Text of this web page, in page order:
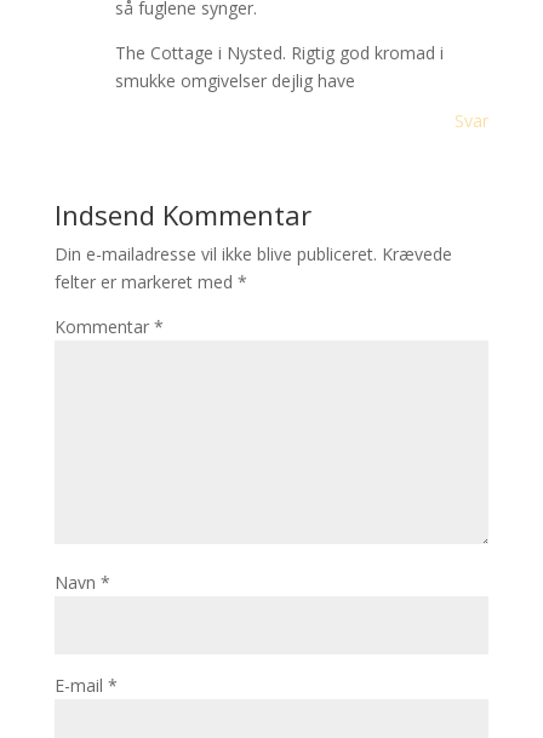
så fuglene synger.
The Cottage i Nysted. Rigtig god kromad i
smukke omgivelser dejlig have
Svar
Indsend Kommentar
Din e-mailadresse vil ikke blive publiceret. Krævede
felter er markeret med *
Kommentar *
Navn *
E-mail *